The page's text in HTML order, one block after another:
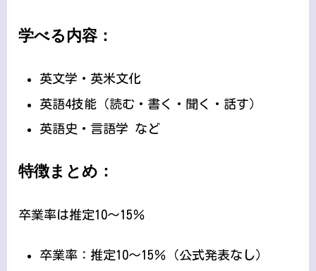
学べる内容：
英文学・英米文化
英語4技能（読む・書く・聞く・話す）
英語史・言語学 など
特徴まとめ：
卒業率は推定10〜15％
卒業率：推定10〜15％（公式発表なし）